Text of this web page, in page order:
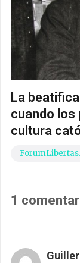
La
cuando los
cultura
1